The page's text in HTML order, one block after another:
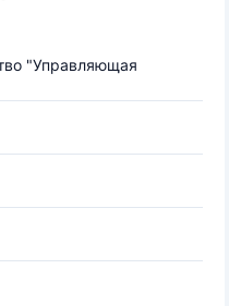
"Управляющая